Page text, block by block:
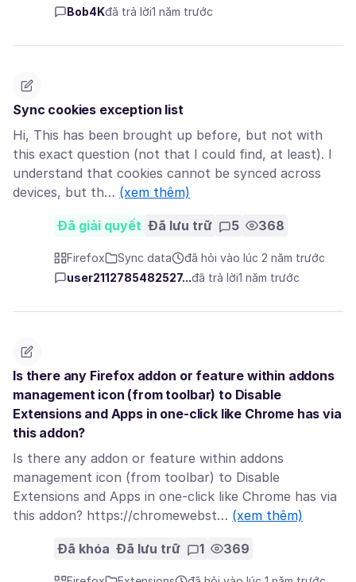
Bob4Kđã trả lời1 năm trước
Sync cookies exception list
Hi, This has been brought up before, but not with
this exact question (not that I could find, at least). I
understand that cookies cannot be synced across
devices, but th… (xem thêm)
Đã giải quyết Đã lưu trữ 5 368
Firefox Sync data
đã hỏi vào lúc 2 năm trước
user2112785482527...đã trả lời1 năm trước
Is there any Firefox addon or feature within addons
management icon (from toolbar) to Disable
Extensions and Apps in one-click like Chrome has via
this addon?
Is there any addon or feature within addons
management icon (from toolbar) to Disable
Extensions and Apps in one-click like Chrome has via
this addon? https://chromewebst… (xem thêm)
Đã khóa Đã lưu trữ 1 369